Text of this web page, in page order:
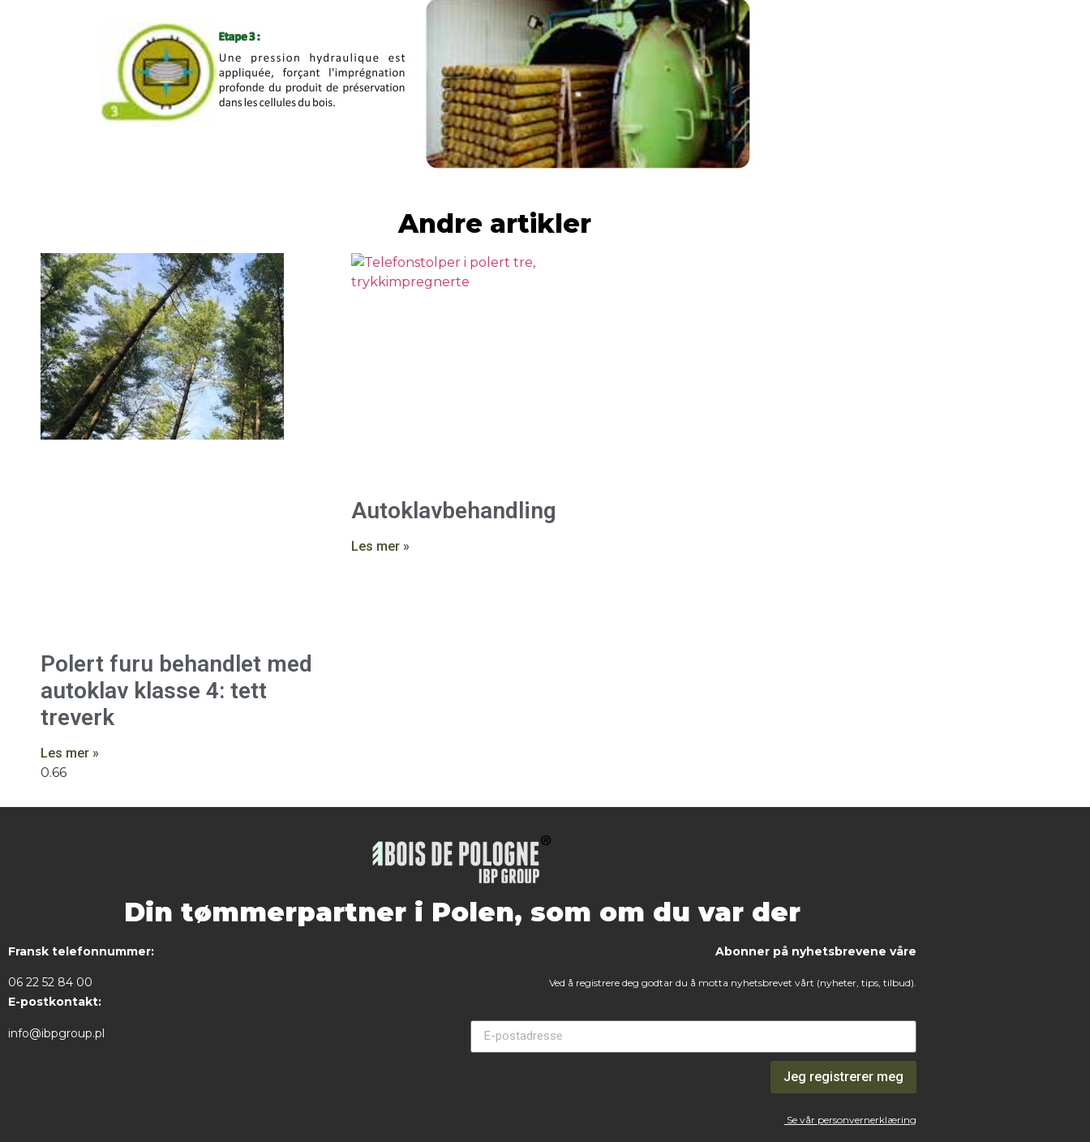
Andre artikler
Polert furu behandlet med
autoklav klasse 4: tett
treverk
Les mer »
Autoklavbehandling
Les mer »
Din tømmerpartner i Polen, som om du var der
Fransk telefonnummer:
06 22 52 84 00
E-postkontakt:
info@ibpgroup.pl
Abonner på nyhetsbrevene våre
Ved å registrere deg godtar du å motta nyhetsbrevet vårt (nyheter, tips, tilbud).
Jeg registrerer meg
Se vår personvernerklæring